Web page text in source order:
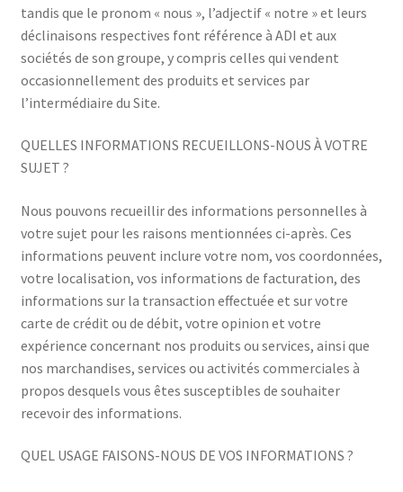
tandis que le pronom « nous », l’adjectif « notre » et leurs
déclinaisons respectives font référence à ADI et aux
sociétés de son groupe, y compris celles qui vendent
occasionnellement des produits et services par
l’intermédiaire du Site.
QUELLES INFORMATIONS RECUEILLONS-NOUS À VOTRE
SUJET ?
Nous pouvons recueillir des informations personnelles à
votre sujet pour les raisons mentionnées ci-après. Ces
informations peuvent inclure votre nom, vos coordonnées,
votre localisation, vos informations de facturation, des
informations sur la transaction effectuée et sur votre
carte de crédit ou de débit, votre opinion et votre
expérience concernant nos produits ou services, ainsi que
nos marchandises, services ou activités commerciales à
propos desquels vous êtes susceptibles de souhaiter
recevoir des informations.
QUEL USAGE FAISONS-NOUS DE VOS INFORMATIONS ?